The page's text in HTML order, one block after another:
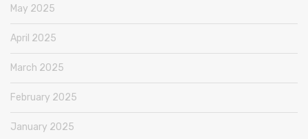
May 2025
April 2025
March 2025
February 2025
January 2025